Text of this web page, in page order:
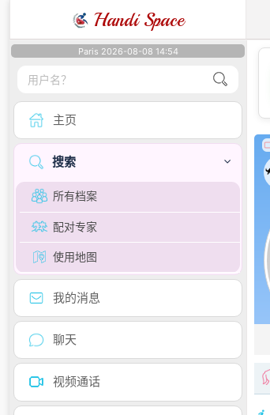
Handi Space
Paris 2026-08-08 14:54
主页
搜索
所有档案
配对专家
使用地图
我的消息
聊天
视频通话